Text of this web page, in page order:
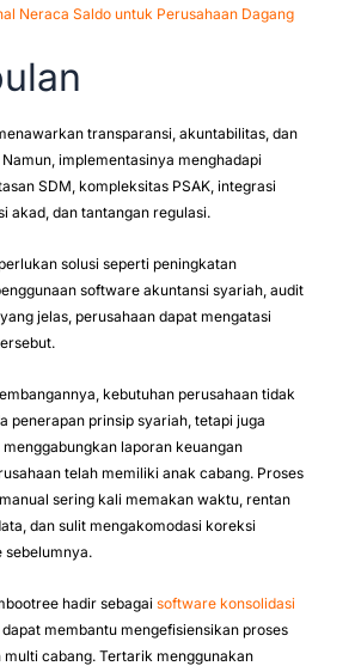
Neraca Saldo untuk Perusahaan Dagang
transparansi, akuntabilitas, dan
implementasinya menghadapi
SDM, kompleksitas PSAK, integrasi
akad, dan tantangan regulasi.
solusi seperti peningkatan
software akuntansi syariah, audit
jelas, perusahaan dapat mengatasi
kebutuhan perusahaan tidak
penerapan prinsip syariah, tetapi juga
laporan keuangan
telah memiliki anak cabang. Proses
sering kali memakan waktu, rentan
dan sulit mengakomodasi koreksi
sebelumnya.
hadir sebagai software konsolidasi
membantu mengefisiensikan proses
multi cabang. Tertarik menggunakan